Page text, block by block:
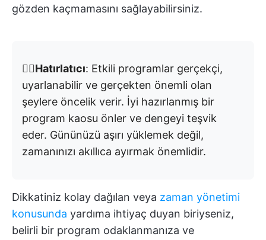
gözden kaçmamasını sağlayabilirsiniz.
👉🏼Hatırlatıcı: Etkili programlar gerçekçi,
uyarlanabilir ve gerçekten önemli olan
şeylere öncelik verir. İyi hazırlanmış bir
program kaosu önler ve dengeyi teşvik
eder. Gününüzü aşırı yüklemek değil,
zamanınızı akıllıca ayırmak önemlidir.
Dikkatiniz kolay dağılan veya zaman yönetimi
konusunda yardıma ihtiyaç duyan biriyseniz,
belirli bir program odaklanmanıza ve